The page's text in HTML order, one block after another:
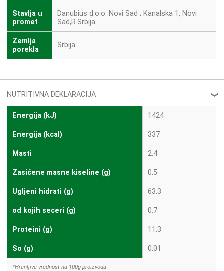
Stavlja u
promet
Danubius d.o.o. Novi Sad ; Kanalska 1, Novi
Sad,R.Srbija
Zemlja
porekla
Srbija
NUTRITIVNA DEKLARACIJA ❮
Energija (kJ) 1424
Energija (kcal) 337
Masti 2.4
Zasićene masne kiseline (g) 0.5
Ugljeni hidrati (g) 63.3
od kojih seceri (g) 0.7
Proteini (g) 11.3
So (g) 0.01
*Hranljiva vrednost na 100g proizvoda